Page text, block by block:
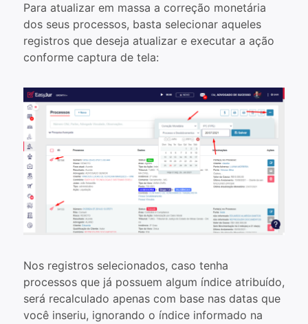
Para atualizar em massa a correção monetária
dos seus processos, basta selecionar aqueles
registros que deseja atualizar e executar a ação
conforme captura de tela:
Nos registros selecionados, caso tenha
processos que já possuem algum índice atribuído,
será recalculado apenas com base nas datas que
você inseriu, ignorando o índice informado na